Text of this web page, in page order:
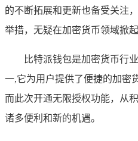
的不断拓展和更新也备受关注
举措，无疑在加密货币领域掀起
比特派钱包是加密货币行
一,它为用户提供了便捷的加密
而此次开通无限授权功能，从
诸多便利和新的机遇。